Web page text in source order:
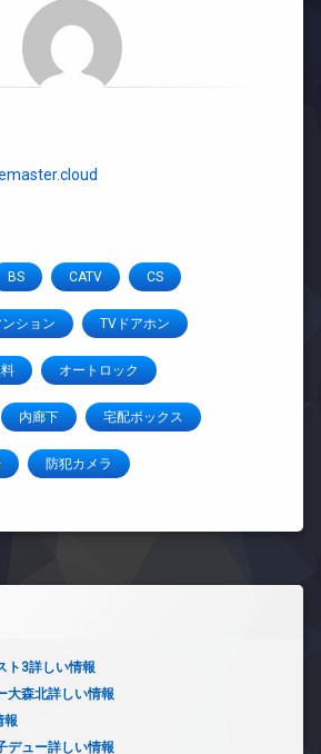
BS CATV CS
ション TVドアホン
オートロック
内廊下 宅配ボックス
防犯カメラ
ト3詳しい情報
大森北詳しい情報
報
デュー詳しい情報